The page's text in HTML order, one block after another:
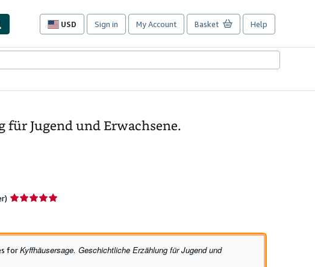
USD
Site
preferences
Sign in My Account Basket Help
für Jugend und Erwachsene.
Seller
out
of
forKyffhäusersage. Geschichtliche Erzählung für Jugend und